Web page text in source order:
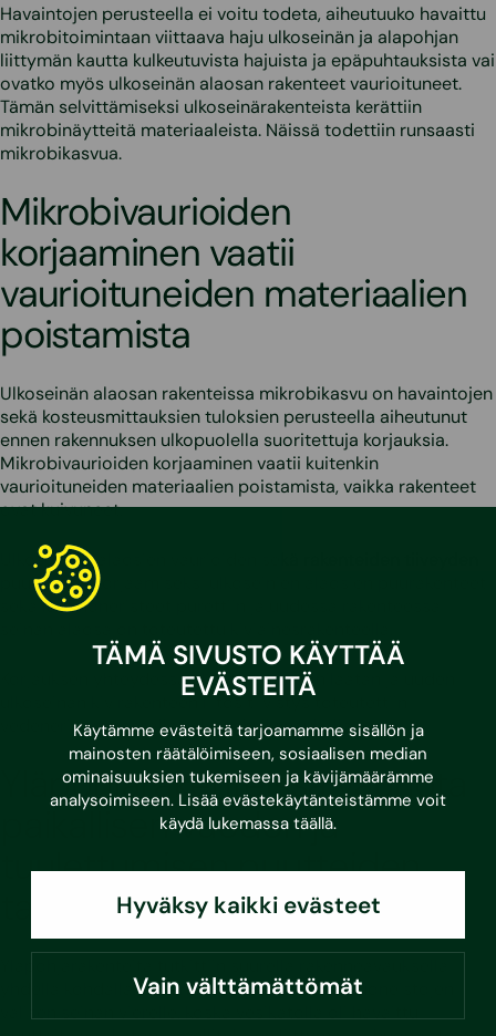
TÄMÄ SIVUSTO KÄYTTÄÄ
EVÄSTEITÄ
Käytämme evästeitä tarjoamamme sisällön ja
mainosten räätälöimiseen, sosiaalisen median
ominaisuuksien tukemiseen ja kävijämäärämme
analysoimiseen. Lisää evästekäytänteistämme voit
käydä lukemassa täällä.
Hyväksy kaikki evästeet
Vain välttämättömät
Havaintojen perusteella ei voitu todeta, aiheutuuko havaittu
mikrobitoimintaan viittaava haju ulkoseinän ja alapohjan
liittymän kautta kulkeutuvista hajuista ja epäpuhtauksista vai
ovatko myös ulkoseinän alaosan rakenteet vaurioituneet.
Tämän selvittämiseksi ulkoseinärakenteista kerättiin
mikrobinäytteitä materiaaleista. Näissä todettiin runsaasti
mikrobikasvua.
Mikrobivaurioiden
korjaaminen vaatii
vaurioituneiden materiaalien
poistamista
Ulkoseinän alaosan rakenteissa mikrobikasvu on havaintojen
sekä kosteusmittauksien tuloksien perusteella aiheutunut
ennen rakennuksen ulkopuolella suoritettuja korjauksia.
Mikrobivaurioiden korjaaminen vaatii kuitenkin
vaurioituneiden materiaalien poistamista, vaikka rakenteet
ovat kuivuneet.
Ulkoseinien alaosien vaurioiden sekä rakenteiden tiiveyden
puutteiden korjaamiseksi ulkoseinien alaosien puurakenteet
sekä lämmöneristeet purettiin ja uudessa rakenteessa
Korjauksen yhteydessä alapohjan betonilaatan ja uuden
ulkoseinän kivirakenteen liitos tiivistys toteutettiin
vedeneristysmassalla sekä vahvikenauhalla.
Yläpohjarakenteissa vauriota
paikallisen vuodon ja
tuulettumisen puutteiden
yhdellä kohdalla. Rakenneavaus sijoitettiin huoneistojen